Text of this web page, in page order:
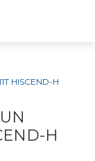
HISCEND-H
H